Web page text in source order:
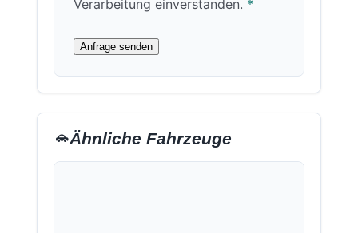
Verarbeitung einverstanden. *
Anfrage senden
Ähnliche Fahrzeuge